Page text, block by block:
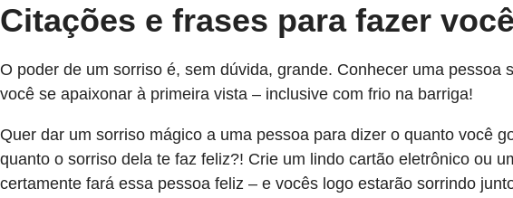
Citações e frases para fazer
O poder de um sorriso é, sem dúvida, grande. Conhecer uma
você se apaixonar à primeira vista – inclusive com frio na barriga!
Quer dar um sorriso mágico a uma pessoa para dizer o quanto você
quanto o sorriso dela te faz feliz?! Crie um lindo cartão eletrônico ou
certamente fará essa pessoa feliz – e vocês logo estarão sorrindo